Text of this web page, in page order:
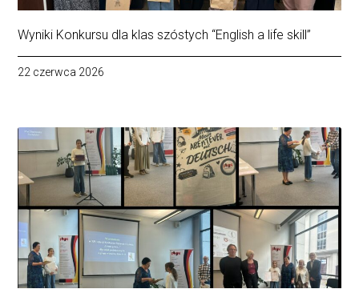
Wyniki Konkursu dla klas szóstych “English a life skill”
22 czerwca 2026